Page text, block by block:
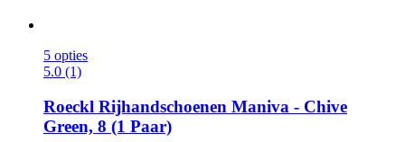
5 opties
5.0 (1)
Roeckl Rijhandschoenen Maniva -​ Chive
Green, 8 (1 Paar)